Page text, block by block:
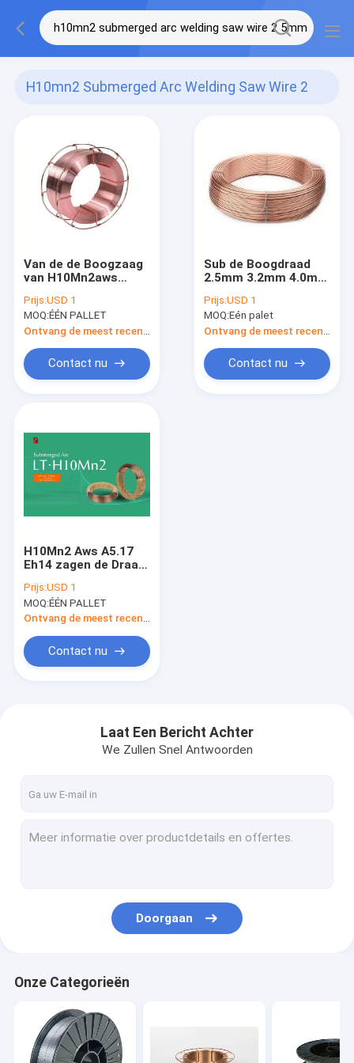
H10mn2 Submerged Arc Welding Saw Wire 2
5mm
Van de de Boogzaag
van H10Mn2aws
Ondergedompelde
het Lassendraad
2.5mm 3.2mm 4.0mm
5.0mm
Prijs:USD 1
MOQ:ÉÉN PALLET
Contact nu
Sub de Boogdraad
2.5mm 3.2mm 4.0mm
H10Mn2aws EH14
Prijs:USD 1
MOQ:Eén palet
Contact nu
H10Mn2 Aws A5.17
Eh14 zagen de Draad
5.0mm
onderdompelde
Prijs:USD 1
MOQ:ÉÉN PALLET
Contact nu
Laat Een Bericht Achter
We Zullen Snel Antwoorden
Doorgaan
Onze Categorieën